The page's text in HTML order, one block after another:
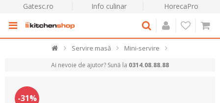
Gatesc.ro Info culinar HorecaPro
Servire masă Mini-servire
Ai nevoie de ajutor? Sună la 0314.08.88.88
-31%